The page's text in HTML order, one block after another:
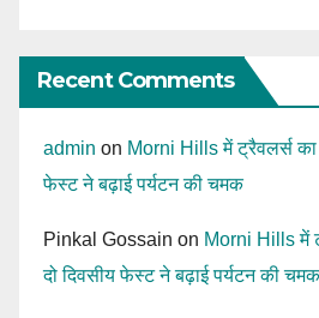
Recent Comments
admin on Morni Hills में ट्रैवलर्स का
फेस्ट ने बढ़ाई पर्यटन की चमक
Pinkal Gossain on Morni Hills में
दो दिवसीय फेस्ट ने बढ़ाई पर्यटन की चमक